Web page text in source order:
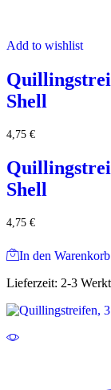
Add to wishlist
Shell
4,75 €
Shell
4,75 €
In den Warenkorb
Lieferzeit: 2-3